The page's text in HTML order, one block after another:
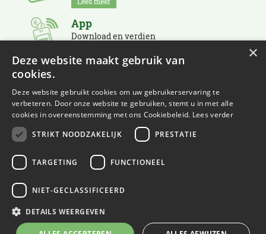
App
Download en verdien
Schrijf je in en blijf op de hoogte
Lees meer
© Eurofleur
Tuincentrum Overzicht
×
Deze website maakt gebruik van
cookies.
Deze website gebruikt cookies om uw gebruikerservaring te
verbeteren. Door onze website te gebruiken, stemt u in met alle
cookies in overeenstemming met ons Cookiebeleid. Lees verder
STRIKT NOODZAKELIJK
PRESTATIE
TARGETING FUNCTIONEEL
NIET-GECLASSIFICEERD
DETAILS WEERGEVEN